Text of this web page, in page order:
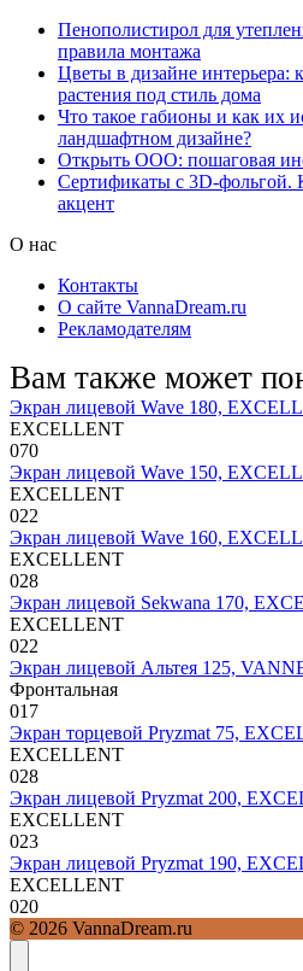
Пенополистирол для
правила монтажа
Цветы в дизайне интерьера:
растения под стиль дома
Что такое габионы и как их
ландшафтном дизайне?
Открыть ООО: пошаговая
Сертификаты с 3D-фольгой.
акцент
О нас
Контакты
О сайте VannaDream.ru
Рекламодателям
Вам также может
Экран лицевой Wave 180,
EXCELLENT
070
Экран лицевой Wave 150,
EXCELLENT
022
Экран лицевой Wave 160,
EXCELLENT
028
Экран лицевой Sekwana 170,
EXCELLENT
022
Экран лицевой Альтея 125,
Фронтальная
017
Экран торцевой Pryzmat 75,
EXCELLENT
028
Экран лицевой Pryzmat 200,
EXCELLENT
023
Экран лицевой Pryzmat 190,
EXCELLENT
020
© 2026 VannaDream.ru